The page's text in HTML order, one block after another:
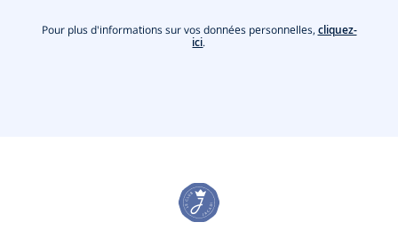
Pour plus d'informations sur vos données personnelles, cliquez-
ici.